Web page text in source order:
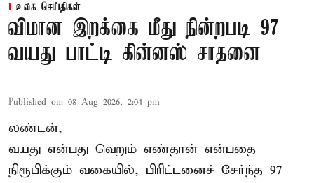
உலக செய்திகள்
விமான இறக்கை மீது நின்றபடி 97
வயது பாட்டி கின்னஸ் சாதனை
Published on: 08 Aug 2026, 2:04 pm
லண்டன்,
வயது என்பது வெறும் எண்தான் என்பதை
நிரூபிக்கும் வகையில், பிரிட்டனைச் சேர்ந்த 97